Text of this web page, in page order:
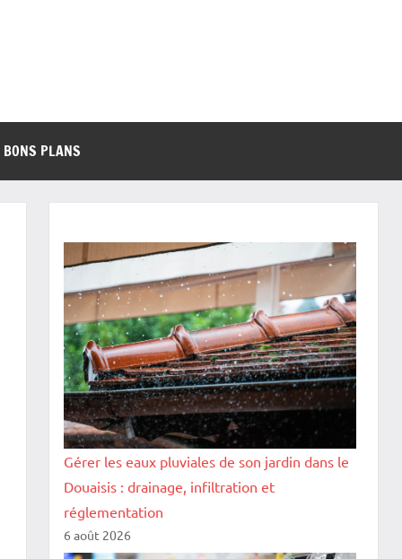
BONS PLANS
Gérer les eaux pluviales de son jardin dans le
Douaisis : drainage, infiltration et
réglementation
6 août 2026